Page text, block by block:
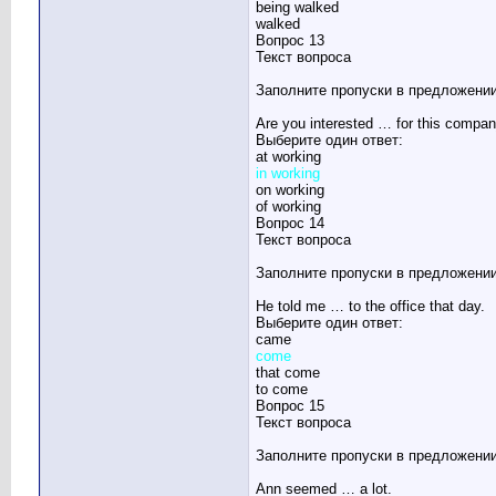
being walked
walked
Вопрос 13
Текст вопроса
Заполните пропуски в
Are you interested … for this
Выберите один ответ:
at working
in working
on working
of working
Вопрос 14
Текст вопроса
Заполните пропуски в
He told me … to the office that day.
Выберите один ответ:
came
come
that come
to come
Вопрос 15
Текст вопроса
Заполните пропуски в
Ann seemed … a lot.